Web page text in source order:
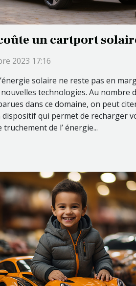
un cartport
2023 17:16
solaire ne reste pas en
nouvelles technologies. Au nombre
dans ce domaine, on peut
dispositif qui permet de recharger
de l’ énergie...